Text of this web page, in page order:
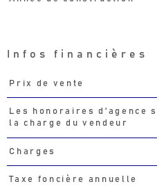
Infos financières
Caractéristiques Valeurs
Prix de vente
Les honoraires d'agence
la charge du vendeur
Charges
Taxe foncière annuelle